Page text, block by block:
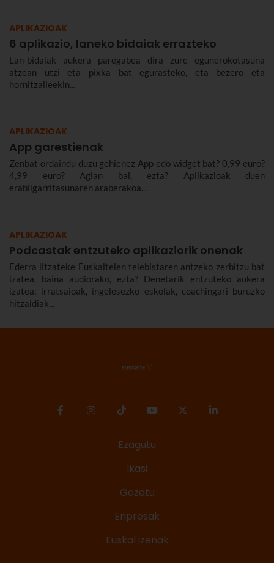
APLIKAZIOAK
6 aplikazio, laneko bidaiak errazteko
Lan-bidaiak aukera paregabea dira zure egunerokotasuna
atzean utzi eta pixka bat egurasteko, eta bezero eta
hornitzaileekin...
APLIKAZIOAK
App garestienak
Zenbat ordaindu duzu gehienez App edo widget bat? 0,99 euro?
4,99 euro? Agian bai, ezta? Aplikazioak duen
erabilgarritasunaren araberakoa...
APLIKAZIOAK
Podcastak entzuteko aplikaziorik onenak
Ederra litzateke Euskaltelen telebistaren antzeko zerbitzu bat
izatea, baina audiorako, ezta? Denetarik entzuteko aukera
izatea: irratsaioak, ingelesezko eskolak, coachingari buruzko
hitzaldiak...
Ezagutu
Ikasi
Gozatu
Enpresak
Euskal izenak